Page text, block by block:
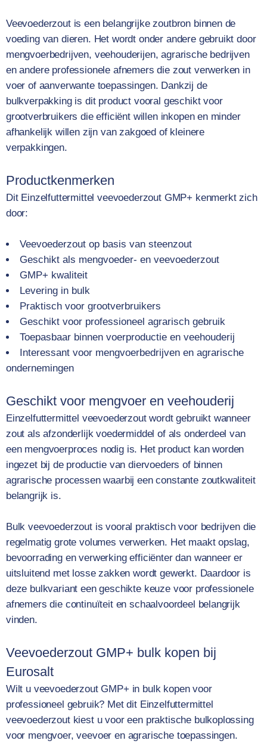
Veevoederzout is een belangrijke zoutbron binnen de
voeding van dieren. Het wordt onder andere gebruikt door
mengvoerbedrijven, veehouderijen, agrarische bedrijven
en andere professionele afnemers die zout verwerken in
voer of aanverwante toepassingen. Dankzij de
bulkverpakking is dit product vooral geschikt voor
grootverbruikers die efficiënt willen inkopen en minder
afhankelijk willen zijn van zakgoed of kleinere
verpakkingen.
Productkenmerken
Dit Einzelfuttermittel veevoederzout GMP+ kenmerkt zich
door:
Veevoederzout op basis van steenzout
Geschikt als mengvoeder- en veevoederzout
GMP+ kwaliteit
Levering in bulk
Praktisch voor grootverbruikers
Geschikt voor professioneel agrarisch gebruik
Toepasbaar binnen voerproductie en veehouderij
Interessant voor mengvoerbedrijven en agrarische
ondernemingen
Geschikt voor mengvoer en veehouderij
Einzelfuttermittel veevoederzout wordt gebruikt wanneer
zout als afzonderlijk voedermiddel of als onderdeel van
een mengvoerproces nodig is. Het product kan worden
ingezet bij de productie van diervoeders of binnen
agrarische processen waarbij een constante zoutkwaliteit
belangrijk is.
Bulk veevoederzout is vooral praktisch voor bedrijven die
regelmatig grote volumes verwerken. Het maakt opslag,
bevoorrading en verwerking efficiënter dan wanneer er
uitsluitend met losse zakken wordt gewerkt. Daardoor is
deze bulkvariant een geschikte keuze voor professionele
afnemers die continuïteit en schaalvoordeel belangrijk
vinden.
Veevoederzout GMP+ bulk kopen bij
Eurosalt
Wilt u veevoederzout GMP+ in bulk kopen voor
professioneel gebruik? Met dit Einzelfuttermittel
veevoederzout kiest u voor een praktische bulkoplossing
voor mengvoer, veevoer en agrarische toepassingen.